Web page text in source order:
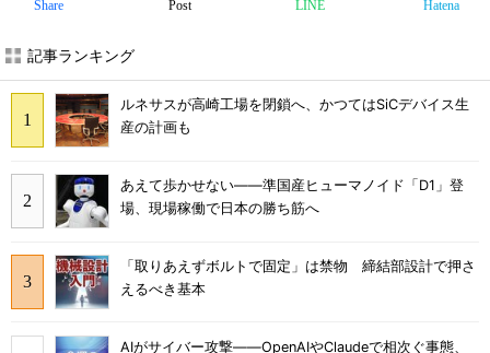
Share Post LINE Hatena
記事ランキング
ルネサスが高崎工場を閉鎖へ、かつてはSiCデバイス生
産の計画も
あえて歩かせない――準国産ヒューマノイド「D1」登
場、現場稼働で日本の勝ち筋へ
「取りあえずボルトで固定」は禁物 締結部設計で押さ
えるべき基本
AIがサイバー攻撃――OpenAIやClaudeで相次ぐ事態、